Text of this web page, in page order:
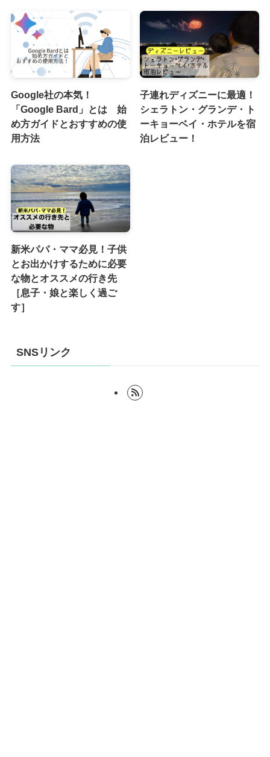
Google社の本気！
「Google Bard」とは 始
め方ガイドとおすすめの使
用方法
子連れディズニーに最適！
シェラトン・グランデ・ト
ーキョーベイ・ホテルを宿
泊レビュー！
新米パパ・ママ必見！子供
とお出かけするために必要
な物とオススメの行き先
［息子・娘と楽しく過ご
す］
SNSリンク